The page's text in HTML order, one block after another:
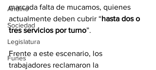
Andino
Sociedad
Legislatura
Funes
marcada falta de mucamos, quienes
actualmente deben cubrir “hasta dos o
tres servicios por turno”.
Frente a este escenario, los
trabajadores reclamaron la